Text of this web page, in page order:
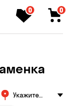
0 0
Укажите